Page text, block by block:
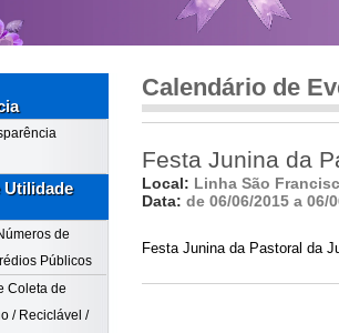
Utilidade
de
Públicos
Coleta de
/ Reciclável /
Calendário de
Festa Junina da
Local: Linha São
Data: de 06/06/2015 a 06/
Festa Junina da Pastoral da